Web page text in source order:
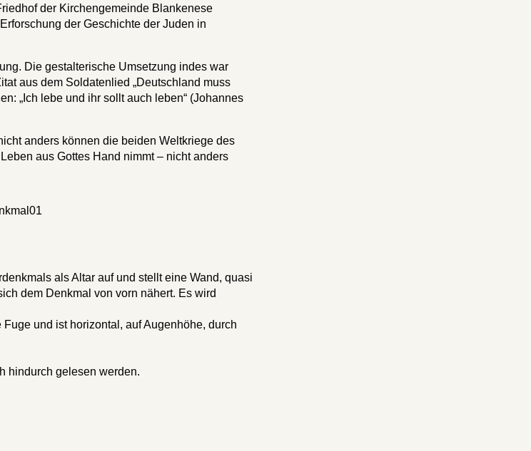
der Kirchengemeinde Blankenese
der Geschichte der Juden in
Die gestalterische Umsetzung indes war
aus dem Soldatenlied „Deutschland muss
„Ich lebe und ihr sollt auch leben“ (Johannes
anders können die beiden Weltkriege des
aus Gottes Hand nimmt – nicht anders
als Altar auf und stellt eine Wand, quasi
dem Denkmal von vorn nähert. Es wird
und ist horizontal, auf Augenhöhe, durch
hindurch gelesen werden.